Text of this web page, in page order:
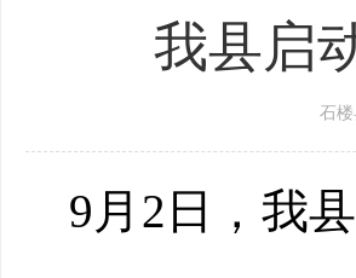
我县启
石
9 月 2 日 ，我